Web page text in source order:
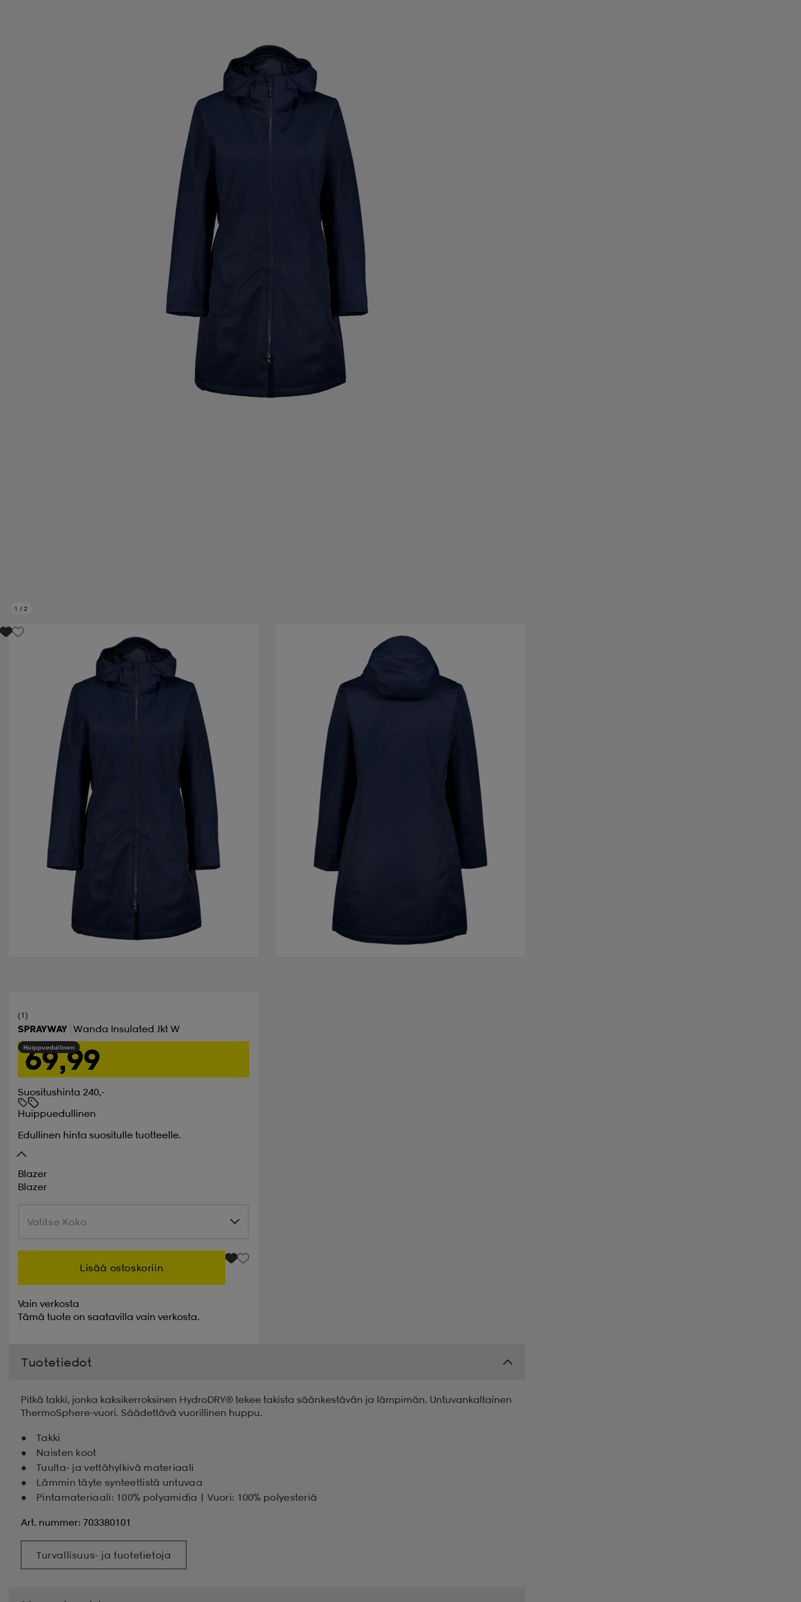
1 / 2
(1)
SPRAYWAY Wanda Insulated Jkt W
Huippuedullinen
69,99
Suositushinta 240,-
Huippuedullinen
Edullinen hinta suositulle tuotteelle.
Blazer
Blazer
Valitse Koko
Valitse Koko
Lisää ostoskoriin
Vain verkosta
Tämä tuote on saatavilla vain verkosta.
Tuotetiedot
Pitkä takki, jonka kaksikerroksinen HydroDRY® tekee takista säänkestävän ja lämpimän. Untuvankaltainen
ThermoSphere-vuori. Säädettävä vuorillinen huppu.
Takki
Naisten koot
Tuulta- ja vettähylkivä materiaali
Lämmin täyte synteettistä untuvaa
Pintamateriaali: 100% polyamidia | Vuori: 100% polyesteriä
Art. nummer: 703380101
Turvallisuus- ja tuotetietoja